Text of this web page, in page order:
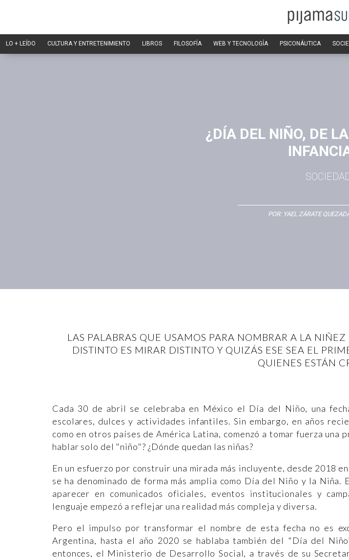
LO + LEÍDO CULTURA Y ENTRETENIMIENTO LIBROS FILOSOFÍA WEB Y TECNOLOGÍA PSICONÁUTICA
¿DÍA DEL NIÑO, DE
POR: YAEL ZÁRATE
LAS PALABRAS QUE USAMOS PARA NOMBRAR A LA
DISTINTO ES MIRAR DISTINTO Y QUIZÁS ESE SEA EL
QUIENES ESTÁN
Cada 30 de abril se celebraba en México el Día del Niño, una
escolares, dulces y actividades infantiles. Sin embargo, en años
como en otros países de América Latina, comenzó a tomar fuerza una
hablar solo del "niño"? ¿Dónde quedan las niñas?
En un esfuerzo por construir una mirada más incluyente, desde 2018
se ha denominado de forma más amplia como Día del Niño y la Niña.
aparecer en comunicados oficiales, eventos institucionales y
lenguaje empezó a reflejar una realidad más compleja y diversa.
Pero el impulso por transformar el nombre de esta fecha no es
Argentina, hasta el año 2020 se hablaba también del "Día del
entonces, el Ministerio de Desarrollo Social, a través de su